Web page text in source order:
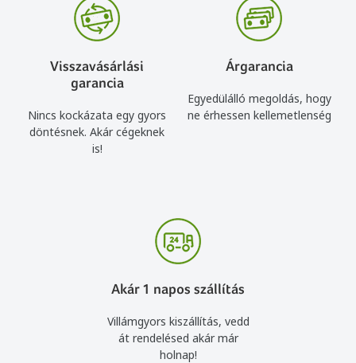
Visszavásárlási
garancia
Nincs kockázata egy gyors
döntésnek. Akár cégeknek
is!
Árgarancia
Egyedülálló megoldás, hogy
ne érhessen kellemetlenség
Akár 1 napos szállítás
Villámgyors kiszállítás, vedd
át rendelésed akár már
holnap!